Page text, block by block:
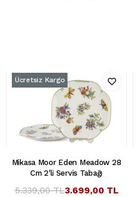
Mikasa Moor Eden Meadow 28
Cm 2'li Servis Tabağı
3.699,00 TL
5.339,00 TL
Ücretsiz Kargo